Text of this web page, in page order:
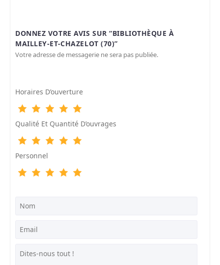
DONNEZ VOTRE AVIS SUR “BIBLIOTHÈQUE À
MAILLEY-ET-CHAZELOT (70)”
Votre adresse de messagerie ne sera pas publiée.
Horaires D’ouverture
Qualité Et Quantité D’ouvrages
Personnel